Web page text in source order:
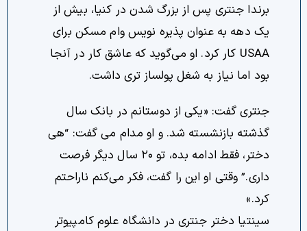
برندا جنتری پس از بزرگ شدن در کنیا، بیش از
یک دهه به عنوان پذیره نویس وام مسکن برای
USAA کار کرد. او می‌گوید که عاشق کار در آنجا
بود اما نیاز به شغل پولساز تری داشت.
جنتری گفت: «یکی از دوستانم در بانک سال
گذشته بازنشسته شد. و او مدام می گفت: “هی
دختر، فقط ادامه بده، تو ۲۰ سال دیگر فرصت
داری.” وقتی او این را گفت، فکر می‌کنم ناراحتم
کرد.»
سینتیا دختر جنتری در دانشگاه علوم کامپیوتر